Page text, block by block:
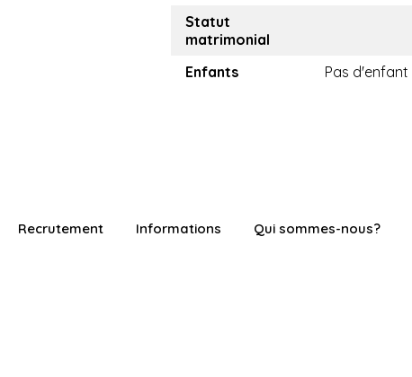
Statut
matrimonial
Enfants
Pas d'enfant
Recrutement Informations Qui sommes-nous?